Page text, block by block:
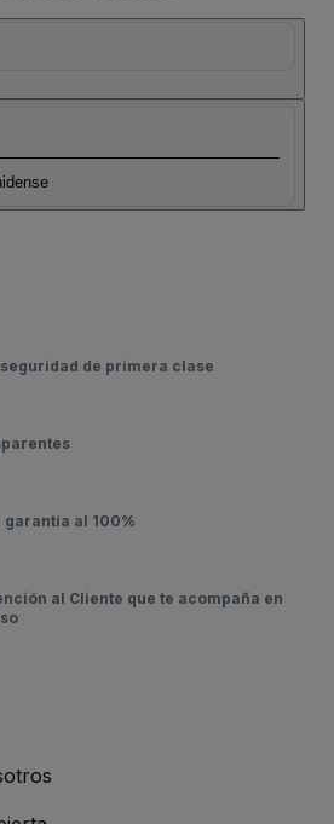
de primera clase
garantía al 100%
al Cliente que te acompaña en